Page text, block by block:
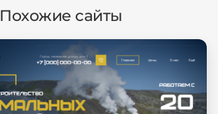
Похожие сайты